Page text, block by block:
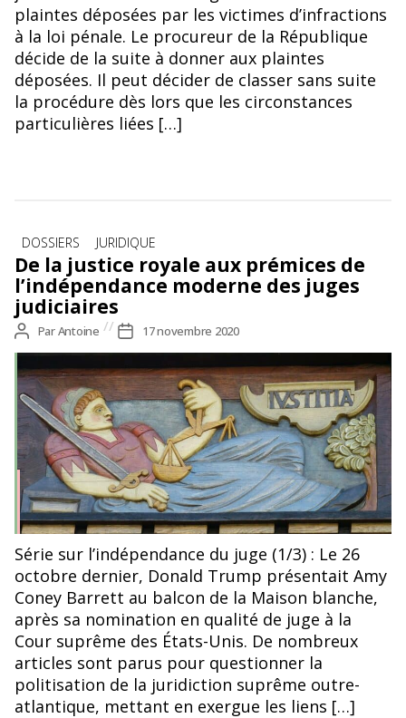
plaintes déposées par les victimes d’infractions
à la loi pénale. Le procureur de la République
décide de la suite à donner aux plaintes
déposées. Il peut décider de classer sans suite
la procédure dès lors que les circonstances
particulières liées […]
Catégories
DOSSIERS JURIDIQUE
De la justice royale aux prémices de
l’indépendance moderne des juges
judiciaires
Auteur
de
l’article
ParAntoine
Date
de
l’article
17 novembre 2020
Série sur l’indépendance du juge (1/3) : Le 26
octobre dernier, Donald Trump présentait Amy
Coney Barrett au balcon de la Maison blanche,
après sa nomination en qualité de juge à la
Cour suprême des États-Unis. De nombreux
articles sont parus pour questionner la
politisation de la juridiction suprême outre-
atlantique, mettant en exergue les liens […]